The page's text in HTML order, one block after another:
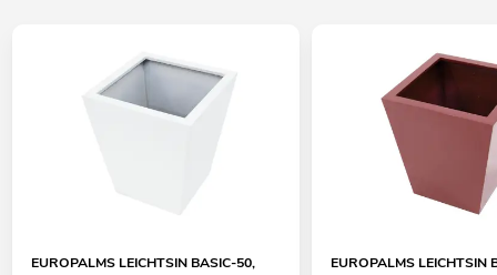
EUROPALMS LEICHTSIN BASIC-50,
EUROPALMS LEICHTSIN